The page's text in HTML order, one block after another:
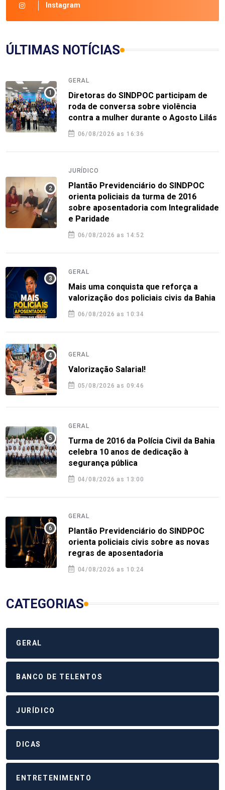
Instagram
ÚLTIMAS NOTÍCIAS
GERAL
Diretoras do SINDPOC participam de
roda de conversa sobre violência
contra a mulher durante o Agosto Lilás
06/08/2026 as 16:36
JURÍDICO
Plantão Previdenciário do SINDPOC
orienta policiais da turma de 2016
sobre aposentadoria com Integralidade
e Paridade
06/08/2026 as 14:52
GERAL
Mais uma conquista que reforça a
valorização dos policiais civis da Bahia
06/08/2026 as 10:34
GERAL
Valorização Salarial!
05/08/2026 as 09:46
GERAL
Turma de 2016 da Polícia Civil da Bahia
celebra 10 anos de dedicação à
segurança pública
04/08/2026 as 13:00
GERAL
Plantão Previdenciário do SINDPOC
orienta policiais civis sobre as novas
regras de aposentadoria
04/08/2026 as 10:24
CATEGORIAS
GERAL
BANCO DE TELENTOS
JURÍDICO
DICAS
ENTRETENIMENTO